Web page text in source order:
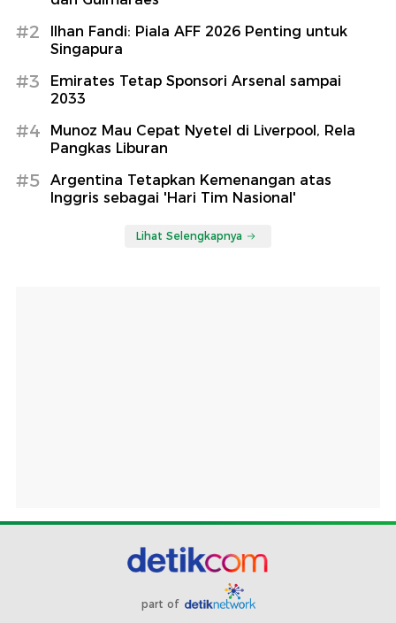
#2
Ilhan Fandi: Piala AFF 2026 Penting untuk
Singapura
#3
Emirates Tetap Sponsori Arsenal sampai
2033
#4
Munoz Mau Cepat Nyetel di Liverpool, Rela
Pangkas Liburan
#5
Argentina Tetapkan Kemenangan atas
Inggris sebagai 'Hari Tim Nasional'
Lihat Selengkapnya
part of